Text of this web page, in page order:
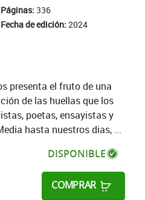
Páginas: 336
Fecha de edición: 2024
DISPONIBLE
COMPRAR
presenta el fruto de una
de las huellas que los
poetas, ensayistas y
hasta nuestros dias, ...